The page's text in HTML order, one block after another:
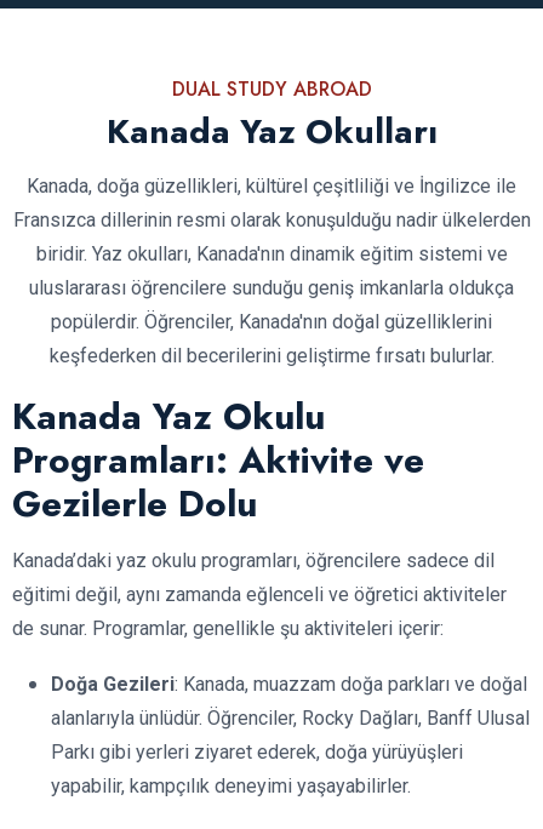
DUAL STUDY ABROAD
Kanada Yaz Okulları
Kanada, doğa güzellikleri, kültürel çeşitliliği ve İngilizce ile
Fransızca dillerinin resmi olarak konuşulduğu nadir ülkelerden
biridir. Yaz okulları, Kanada'nın dinamik eğitim sistemi ve
uluslararası öğrencilere sunduğu geniş imkanlarla oldukça
popülerdir. Öğrenciler, Kanada'nın doğal güzelliklerini
keşfederken dil becerilerini geliştirme fırsatı bulurlar.
Kanada Yaz Okulu
Programları: Aktivite ve
Gezilerle Dolu
Kanada’daki yaz okulu programları, öğrencilere sadece dil
eğitimi değil, aynı zamanda eğlenceli ve öğretici aktiviteler
de sunar. Programlar, genellikle şu aktiviteleri içerir:
Doğa Gezileri: Kanada, muazzam doğa parkları ve doğal
alanlarıyla ünlüdür. Öğrenciler, Rocky Dağları, Banff Ulusal
Parkı gibi yerleri ziyaret ederek, doğa yürüyüşleri
yapabilir, kampçılık deneyimi yaşayabilirler.